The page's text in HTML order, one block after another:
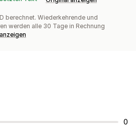
berechnet. Wiederkehrende und
werden alle 30 Tage in Rechnung
0